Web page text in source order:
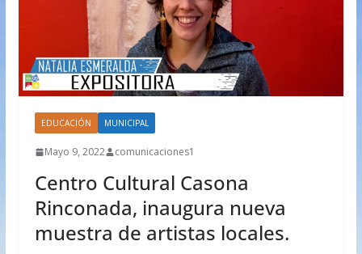
EDUCACIÓN MUNICIPAL
Mayo 9, 2022 comunicaciones1
Centro Cultural Casona
Rinconada, inaugura nueva
muestra de artistas locales.